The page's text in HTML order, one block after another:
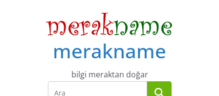
merakname
bilgi meraktan doğar